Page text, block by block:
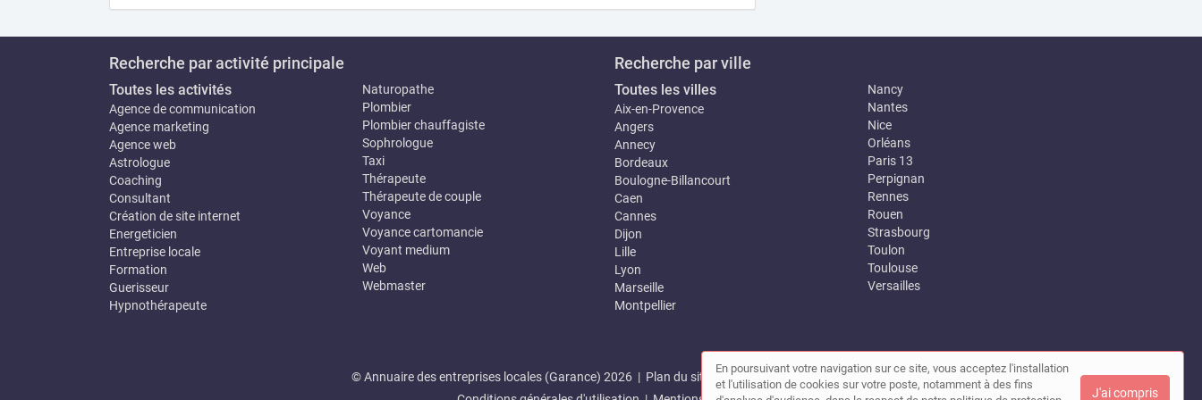
Recherche par activité principale
Toutes les activités
Agence de communication
Agence marketing
Agence web
Astrologue
Coaching
Consultant
Création de site internet
Energeticien
Entreprise locale
Formation
Guerisseur
Hypnothérapeute
Naturopathe
Plombier
Plombier chauffagiste
Sophrologue
Taxi
Thérapeute
Thérapeute de couple
Voyance
Voyance cartomancie
Voyant medium
Web
Webmaster
Recherche par ville
Toutes les villes
Aix-en-Provence
Angers
Annecy
Bordeaux
Boulogne-Billancourt
Caen
Cannes
Dijon
Lille
Lyon
Marseille
Montpellier
Nancy
Nantes
Nice
Orléans
Paris 13
Perpignan
Rennes
Rouen
Strasbourg
Toulon
Toulouse
Versailles
© Annuaire des entreprises locales (Garance) 2026 | Plan du site |Mon compte |Contact
En poursuivant votre navigation sur ce site, vous acceptez l'installation
et l'utilisation de cookies sur votre poste, notamment à des fins
J'ai compris